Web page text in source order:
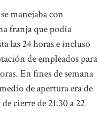
manejaba con
franja que podía
las 24 horas e incluso
de empleados para
En fines de semana
de apertura era de
cierre de 21.30 a 22